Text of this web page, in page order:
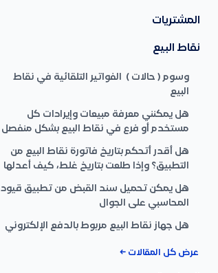
المشتريات
نقاط البيع
وسوم ( حالات ) الفواتير التلقائية في نقاط
البيع
هل يمكنني معرفة مبيعات وإيرادات كل
مستخدم أو فرع في نقاط البيع بشكل منفصل
هل أقدر أتحكم بتاريخ فاتورة نقاط البيع من
التطبيق؟ وإذا طلعت بتاريخ غلط، كيف أعدلها
هل يمكن تحميل سند القبض من تطبيق قيود
المحاسبي على الجوال
هل جهاز نقاط البيع مربوط بالدفع الإلكتروني
عرض كل المقالات ←